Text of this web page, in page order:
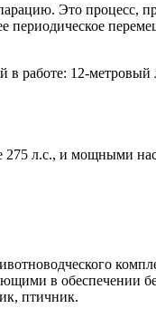
Это процесс,
периодическое
в работе: 12-
275 л.с., и мощными
в обеспечении
птичник.